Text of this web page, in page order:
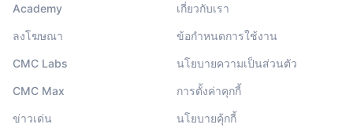
Academy
ลงโฆษณา
CMC Labs
CMC Max
ข่าวเด่น
เกี่ยวกับเรา
ข้อกำหนดการใช้งาน
นโยบายความเป็นส่วนตัว
การตั้งค่าคุกกี้
นโยบายคุ้กกี้